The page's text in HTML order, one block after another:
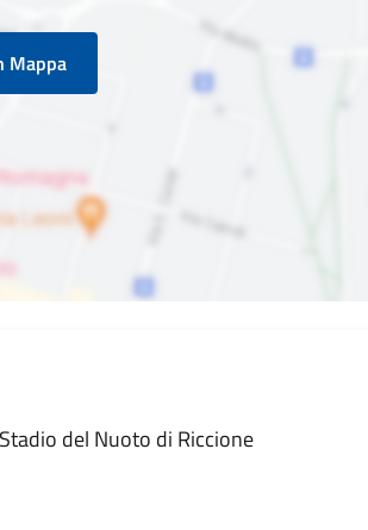
Mappa
Stadio del Nuoto di Riccione